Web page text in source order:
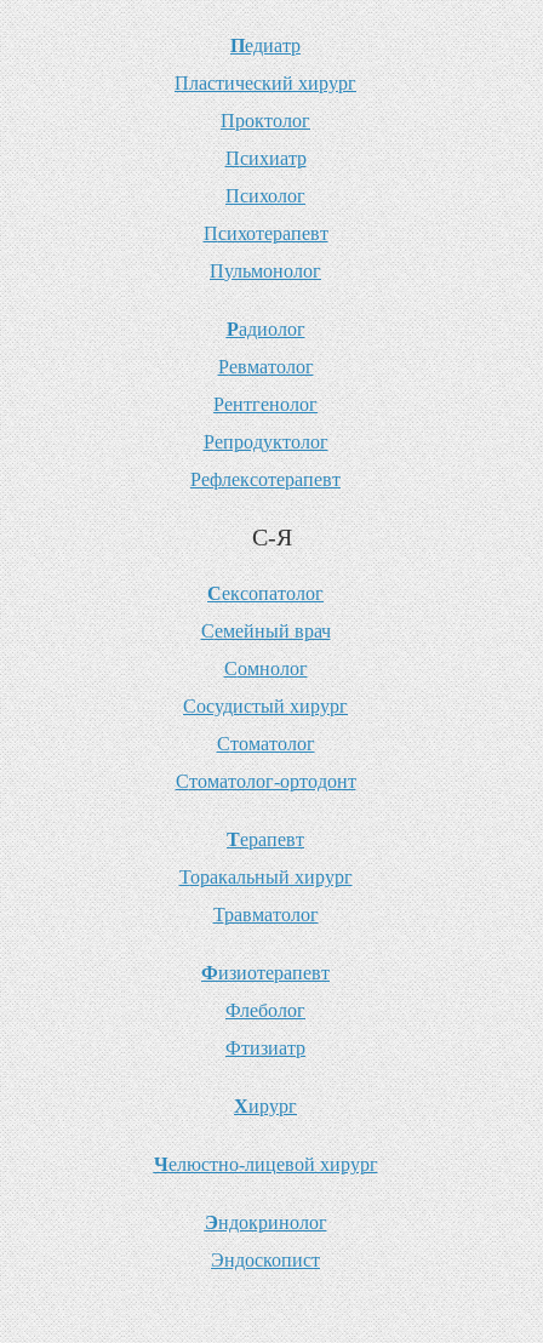
Педиатр
Пластический хирург
Проктолог
Психиатр
Психолог
Психотерапевт
Пульмонолог
Радиолог
Ревматолог
Рентгенолог
Репродуктолог
Рефлексотерапевт
С-Я
Сексопатолог
Семейный врач
Сомнолог
Сосудистый хирург
Стоматолог
Стоматолог-ортодонт
Терапевт
Торакальный хирург
Травматолог
Физиотерапевт
Флеболог
Фтизиатр
Хирург
Челюстно-лицевой хирург
Эндокринолог
Эндоскопист